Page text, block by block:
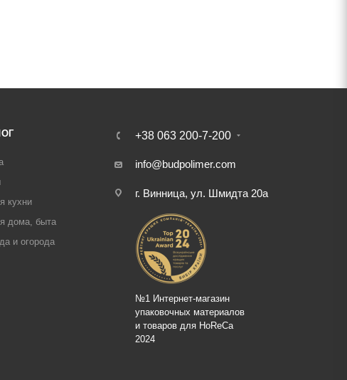
кухни
дома, быта
и огорода
+38 063 200-7-200
info@budpolimer.com
г. Винница, ул. Шмидта 20а
№1 Интернет-магазин
упаковочных материалов
и товаров для HoReCa
2024